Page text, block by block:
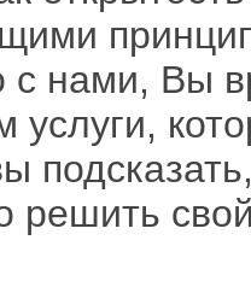
с нами, Вы
услуги,
решить